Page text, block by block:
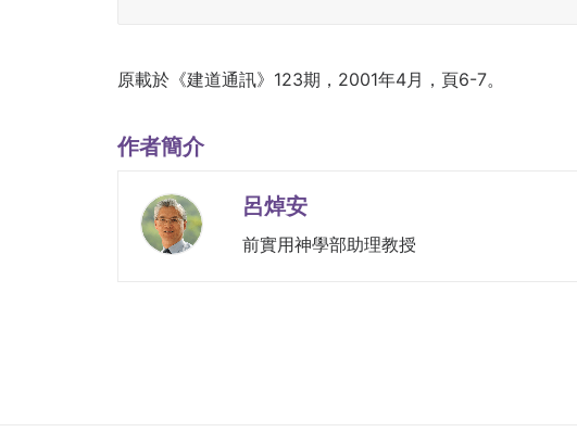
原載於《建道通訊》123期，2001年4月，頁6-7。
作者簡介
呂焯安
前實用神學部助理教授